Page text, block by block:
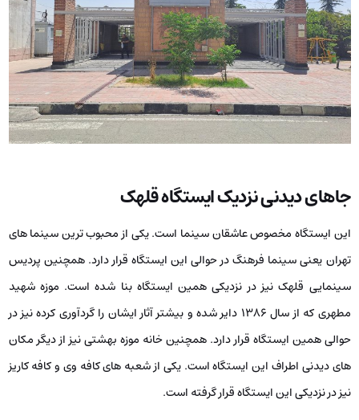
جاهای دیدنی نزدیک ایستگاه قلهک
این ایستگاه مخصوص عاشقان سینما است. یکی از محبوب ترین سینما های
تهران یعنی سینما فرهنگ در حوالی این ایستگاه قرار دارد. همچنین پردیس
سینمایی قلهک نیز در نزدیکی همین ایستگاه بنا شده است. موزه شهید
مطهری که از سال ۱۳۸۶ دایر شده و بیشتر آثار ایشان را گردآوری کرده نیز در
حوالی همین ایستگاه قرار دارد. همچنین خانه موزه بهشتی نیز از دیگر مکان
های دیدنی اطراف این ایستگاه است. یکی از شعبه های کافه وی و کافه کاریز
نیز در نزدیکی این ایستگاه قرار گرفته است.